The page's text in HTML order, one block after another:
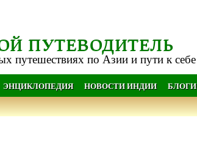
ПУТЕВОДИТЕЛЬ
путешествиях по Азии и пути к себе
ЭНЦИКЛОПЕДИЯ НОВОСТИ ИНДИИ БЛОГИ